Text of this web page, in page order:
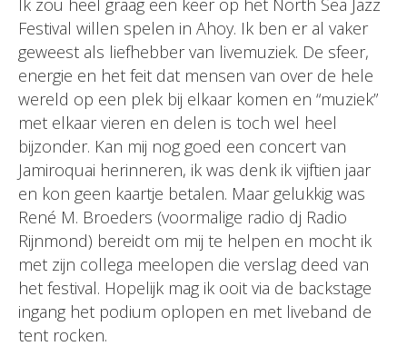
Ik zou heel graag een keer op het North Sea Jazz
Festival willen spelen in Ahoy. Ik ben er al vaker
geweest als liefhebber van livemuziek. De sfeer,
energie en het feit dat mensen van over de hele
wereld op een plek bij elkaar komen en “muziek”
met elkaar vieren en delen is toch wel heel
bijzonder. Kan mij nog goed een concert van
Jamiroquai herinneren, ik was denk ik vijftien jaar
en kon geen kaartje betalen. Maar gelukkig was
René M. Broeders (voormalige radio dj Radio
Rijnmond) bereidt om mij te helpen en mocht ik
met zijn collega meelopen die verslag deed van
het festival. Hopelijk mag ik ooit via de backstage
ingang het podium oplopen en met liveband de
tent rocken.